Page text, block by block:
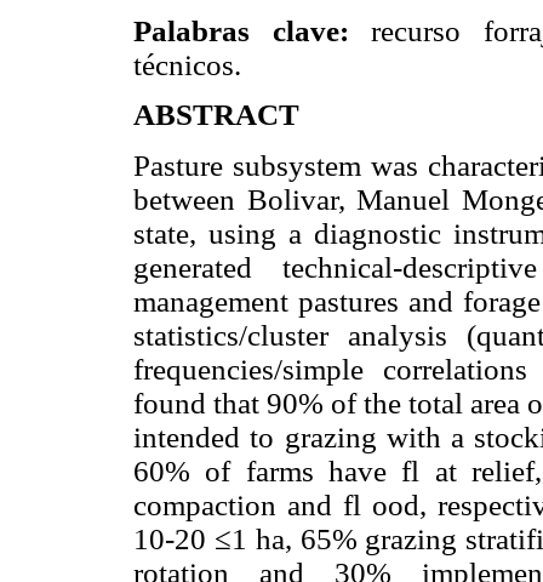
Palabras clave: recurso
técnicos.
ABSTRACT
Pasture subsystem was
between Bolivar, Manuel
state, using a diagnostic
generated technical-
management pastures and
statistics/cluster analysis
frequencies/simple
found that 90% of the total area
intended to grazing with a
60% of farms have fl at
compaction and fl ood,
10-20 ≤1 ha, 65% grazing
rotation and 30%